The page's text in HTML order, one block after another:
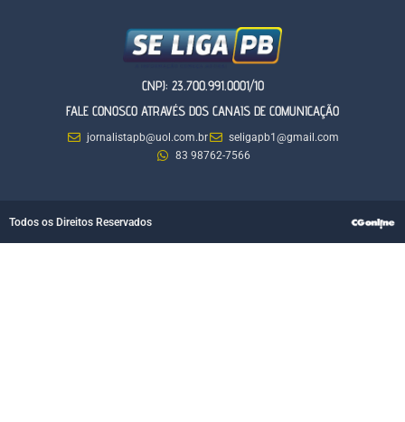
CNPJ: 23.700.991.0001/10
FALE CONOSCO ATRAVÉS DOS CANAIS DE COMUNICAÇÃO
jornalistapb@uol.com.br
seligapb1@gmail.com
83 98762-7566
Todos os Direitos Reservados